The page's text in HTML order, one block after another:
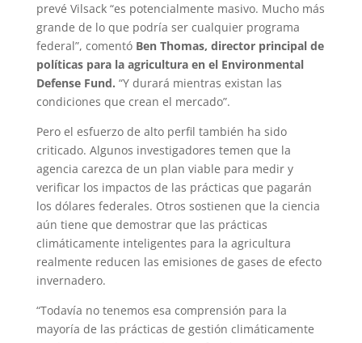
prevé Vilsack “es potencialmente masivo. Mucho más
grande de lo que podría ser cualquier programa
federal”, comentó Ben Thomas, director principal de
políticas para la agricultura en el Environmental
Defense Fund. “Y durará mientras existan las
condiciones que crean el mercado”.
Pero el esfuerzo de alto perfil también ha sido
criticado. Algunos investigadores temen que la
agencia carezca de un plan viable para medir y
verificar los impactos de las prácticas que pagarán
los dólares federales. Otros sostienen que la ciencia
aún tiene que demostrar que las prácticas
climáticamente inteligentes para la agricultura
realmente reducen las emisiones de gases de efecto
invernadero.
“Todavía no tenemos esa comprensión para la
mayoría de las prácticas de gestión climáticamente